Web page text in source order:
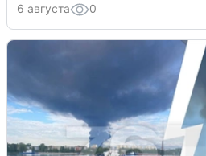
6 августа 0